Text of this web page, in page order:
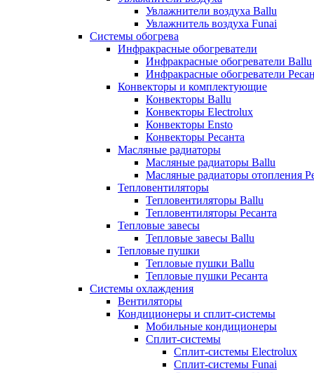
Увлажнители воздуха Ballu
Увлажнитель воздуха Funai
Системы обогрева
Инфракрасные обогреватели
Инфракрасные обогреватели Ballu
Инфракрасные обогреватели
Конвекторы и комплектующие
Конвекторы Ballu
Конвекторы Electrolux
Конвекторы Ensto
Конвекторы Ресанта
Масляные радиаторы
Масляные радиаторы Ballu
Масляные радиаторы отопления
Тепловентиляторы
Тепловентиляторы Ballu
Тепловентиляторы Ресанта
Тепловые завесы
Тепловые завесы Ballu
Тепловые пушки
Тепловые пушки Ballu
Тепловые пушки Ресанта
Системы охлаждения
Вентиляторы
Кондиционеры и сплит-системы
Мобильные кондиционеры
Сплит-системы
Сплит-системы Electrolux
Сплит-системы Funai